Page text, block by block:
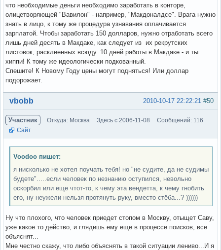
что необходимые деньги необходимо заработать в конторе,
олицетворяющей "Вавилон" - например, "Макдоналдсе". Врага нужно
знать в лицо, к тому же процедура узнавания оплачивается
зарплатой. Чтобы заработать 150 долларов, нужно отработать всего
лишь дней десять в Макдаке, как следует из их рекрутских
листовок, расклеенных всюду. 10 дней работы в Макдаке - и ты
хиппи! К тому же идеологически подкованный.
Спешите! К Новому Году цены могут подняться! Или доллар
подорожает.
Вне форума #50
2010-10-17 22:22:21
vbobb
Участник Откуда: Москва Здесь с 2006-11-08
Сообщений: 116
Сайт
Voodoo пишет:
я нисколько не хотел поучать тебя! но "не судите, да не судимы
будете".....если человек по незнанию оступился, невольно
оскорбил или еще чтот-то, к чему эта вендетта, к чему гнобить
его, ну неужели нельзя протянуть руку, вместо стёба...? ))))))
Ну что плохого, что человек приедет стопом в Москву, отыщет Саву,
уже какое то действо, и глядишь ему еще в процессе поисков, все
объяснят...
Мне честно скажу, что либо объяснять в такой ситуации лениво...И я